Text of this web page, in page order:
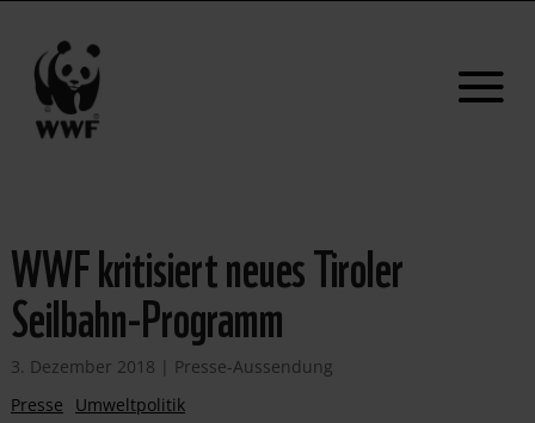
WWF kritisiert neues Tiroler
Seilbahn-Programm
3. Dezember 2018 | Presse-Aussendung
Presse
Umweltpolitik